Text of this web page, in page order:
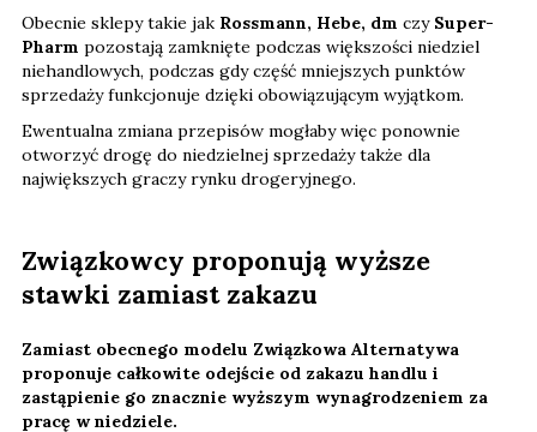
Obecnie sklepy takie jak Rossmann, Hebe, dm czy Super-
Pharm pozostają zamknięte podczas większości niedziel
niehandlowych, podczas gdy część mniejszych punktów
sprzedaży funkcjonuje dzięki obowiązującym wyjątkom.
Ewentualna zmiana przepisów mogłaby więc ponownie
otworzyć drogę do niedzielnej sprzedaży także dla
największych graczy rynku drogeryjnego.
Związkowcy proponują wyższe
stawki zamiast zakazu
Zamiast obecnego modelu Związkowa Alternatywa
proponuje całkowite odejście od zakazu handlu i
zastąpienie go znacznie wyższym wynagrodzeniem za
pracę w niedziele.